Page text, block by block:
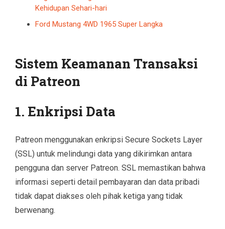
Kehidupan Sehari-hari
Ford Mustang 4WD 1965 Super Langka
Sistem Keamanan Transaksi
di Patreon
1. Enkripsi Data
Patreon menggunakan enkripsi Secure Sockets Layer
(SSL) untuk melindungi data yang dikirimkan antara
pengguna dan server Patreon. SSL memastikan bahwa
informasi seperti detail pembayaran dan data pribadi
tidak dapat diakses oleh pihak ketiga yang tidak
berwenang.